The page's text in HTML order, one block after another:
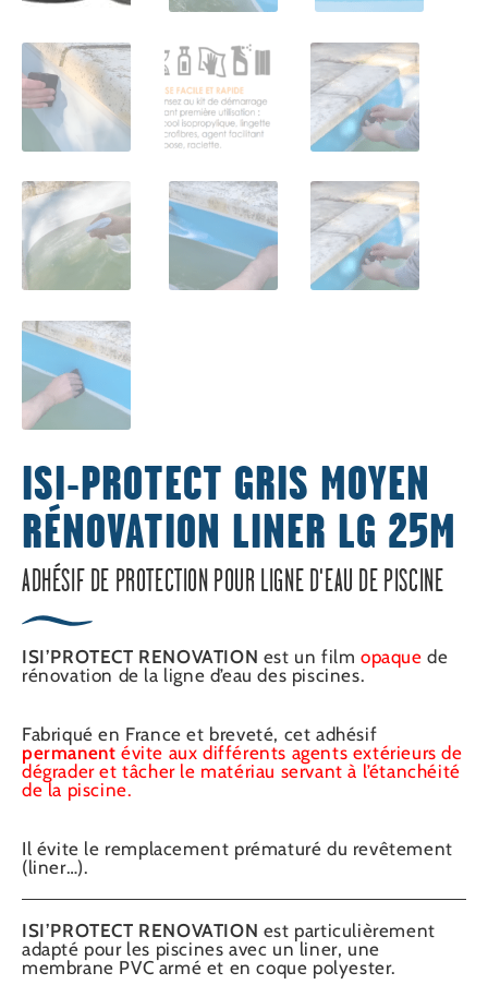
ISI-PROTECT GRIS MOYEN
RÉNOVATION LINER LG 25M
ADHÉSIF DE PROTECTION POUR LIGNE D'EAU DE PISCINE
ISI’PROTECT RENOVATION est un filmopaque de
rénovation de la ligne d’eau des piscines.
Fabriqué en France et breveté, cet adhésif
permanent évite aux différents agents extérieurs de
dégrader et tâcher le matériau servant à l’étanchéité
de la piscine.
Il évite le remplacement prématuré du revêtement
(liner…).
ISI’PROTECT RENOVATION est particulièrement
adapté pour les piscines avec un liner, une
membrane PVC armé et en coque polyester.